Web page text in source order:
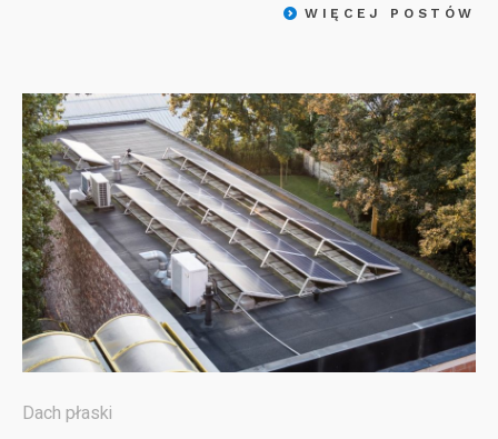
WIĘCEJ POSTÓW
Dach płaski